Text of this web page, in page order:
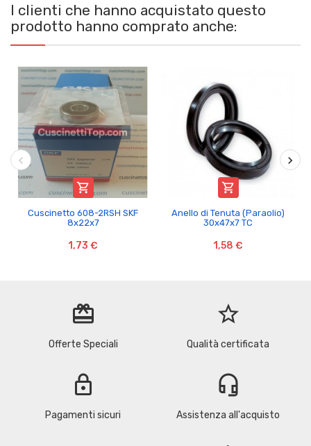
I clienti che hanno acquistato questo
prodotto hanno comprato anche:

Cuscinetto 608-2RSH SKF
8x22x7
1,73 €

Anello di Tenuta (Paraolio)
30x47x7 TC
1,58 €
redeem
Offerte Speciali
star_border
Qualità certificata
lock
Pagamenti sicuri
headset_mic
Assistenza all'acquisto